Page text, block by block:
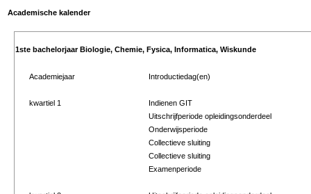
Academische kalender
1ste bachelorjaar Biologie, Chemie, Fysica, Informatica, Wiskunde
Academiejaar Introductiedag(en)
kwartiel 1
Indienen GIT
Uitschrijfperiode opleidingsonderdeel
Onderwijsperiode
Collectieve sluiting
Collectieve sluiting
Examenperiode